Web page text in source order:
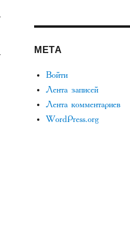
МЕТА
Войти
Лента записей
Лента комментариев
WordPress.org